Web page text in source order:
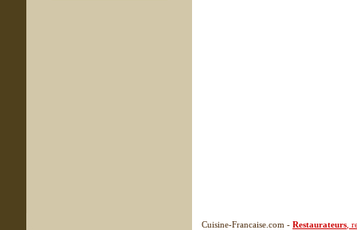
Cuisine-Francaise.com - Restaurateurs ,